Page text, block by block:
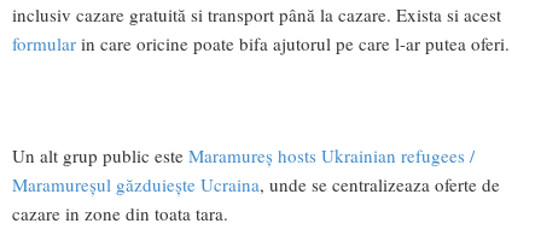
inclusiv cazare gratuită si transport până la cazare. Exista si acest
formular in care oricine poate bifa ajutorul pe care l-ar putea oferi.
Un alt grup public este Maramureș hosts Ukrainian refugees /
Maramureșul găzduiește Ucraina, unde se centralizeaza oferte de
cazare in zone din toata tara.